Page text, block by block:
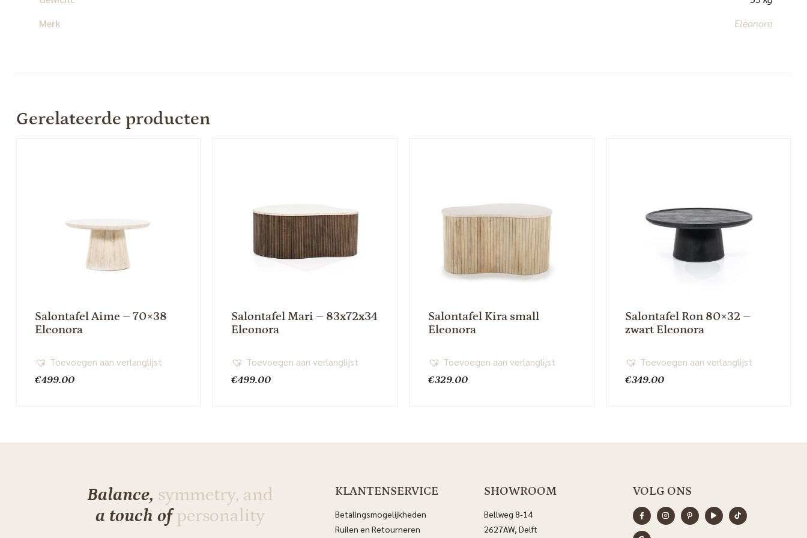
Merk
Eleonora
Gerelateerde producten
Salontafel Aime – 70×38
Eleonora
€499.00
Toevoegen aan verlanglijst
Salontafel Mari – 83x72x34
Eleonora
€499.00
Toevoegen aan verlanglijst
Salontafel Kira small
Eleonora
€329.00
Toevoegen aan verlanglijst
Salontafel Ron 80×32 –
zwart Eleonora
€349.00
Toevoegen aan verlanglijst
Balance, symmetry, and
a touch ofpersonality
KLANTENSERVICE
Betalingsmogelijkheden
Ruilen en Retourneren
SHOWROOM
Bellweg 8-14
2627AW, Delft
VOLG ONS